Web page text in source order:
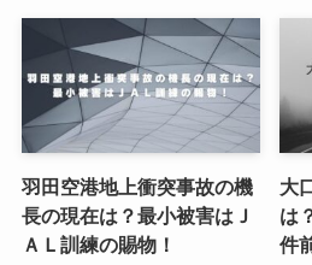
羽田空港地上衝突事故の機
長の現在は？最小被害はＪ
ＡＬ訓練の賜物！
大
は
件